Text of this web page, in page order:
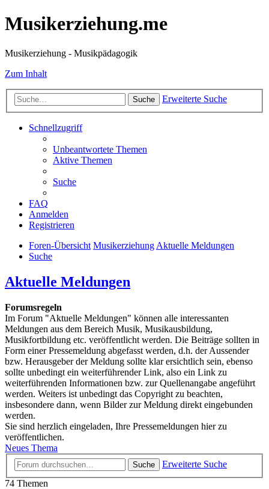
Musikerziehung.me
Musikerziehung - Musikpädagogik
Zum Inhalt
Suche Erweiterte Suche
Schnellzugriff
Unbeantwortete Themen
Aktive Themen
Suche
FAQ
Anmelden
Registrieren
Foren-Übersicht MusikerziehungAktuelle Meldungen
Suche
Aktuelle Meldungen
Forumsregeln
Im Forum "Aktuelle Meldungen" können alle interessanten
Meldungen aus dem Bereich Musik, Musikausbildung,
Musikfortbildung etc. veröffentlicht werden. Die Beiträge sollten in
Form einer Pressemeldung abgefasst werden, d.h. der Aussender
bzw. Herausgeber der Meldung sollte klar ersichtlich sein, ebenso
sollte unbedingt ein weiterführender Link, also ein Link zu
weiterführenden Informationen bzw. zur Quellenangabe angeführt
werden. Weiters ist unbedingt das Copyright zu beachten,
insbesondere dann, wenn Bilder zur Meldung direkt eingebunden
werden.
Sie sind herzlich eingeladen, Ihre Pressemeldungen hier zu
veröffentlichen.
Neues Thema
Suche
Erweiterte Suche
74 Themen